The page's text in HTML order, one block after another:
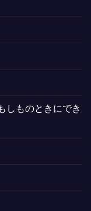
しものときにでき